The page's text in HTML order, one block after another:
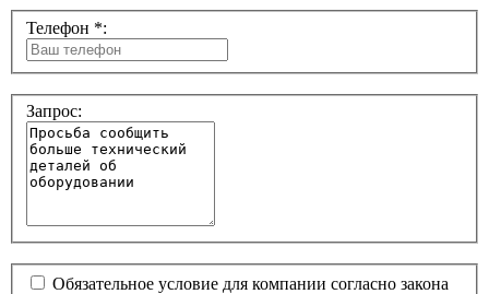
Телефон *:
Запрос:
Обязательное условие для компании согласно закона